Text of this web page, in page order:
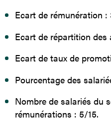
Ecart de rémunération :
Ecart de répartition
Ecart de taux de
Pourcentage des
Nombre de salariés du
rémunérations : 5/15.